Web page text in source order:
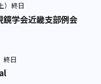
）終日
学会近畿支部例会
終日